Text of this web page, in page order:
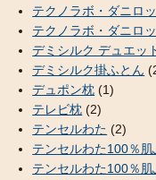
テクノラボ・ダニロ
テクノラボ・ダニロ
デミシルク デュエッ
デミシルク掛ふとん
デュポン枕 (1)
テレビ枕 (2)
テンセルわた (2)
テンセルわた100％肌
テンセルわた100％肌